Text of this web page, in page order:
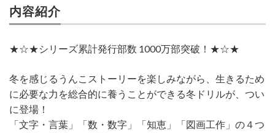
内容紹介
★☆★シリーズ累計発行部数 1000万部突破！★☆★
冬を感じるうんこストーリーを楽しみながら、生きるため
に必要な力を総合的に養うことができる冬ドリルが、つい
に登場！
「文字・言葉」「数・数字」「知恵」「図画工作」の４つ